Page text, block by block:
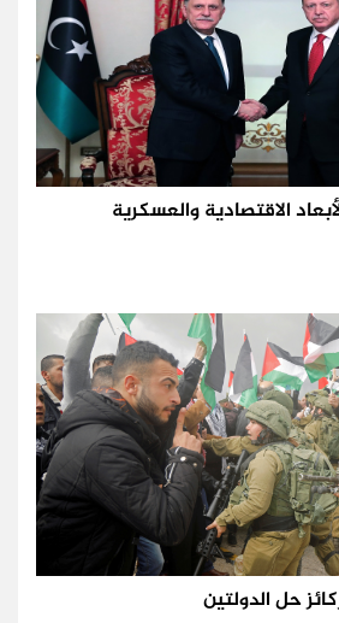
الاقتصادية والعسكرية
حل الدولتين